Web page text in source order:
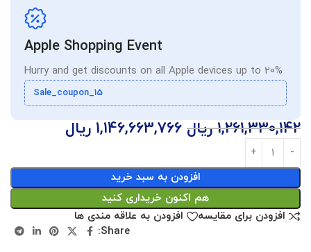
Apple Shopping Event
Hurry and get discounts on all Apple devices up to 20%
Sale_coupon_15
1,261,330,142 ریال 1,146,663,766 ریال
افزودن به سبد خرید
هم اکنون خریداری کنید
افزودن برای مقایسه
افزودن به علاقه مندی ها
Share: